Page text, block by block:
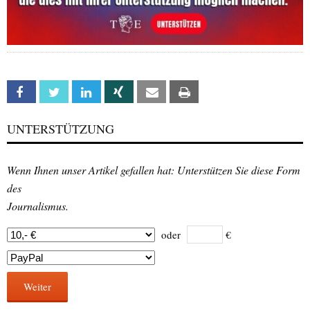
Facebook Twitter Linkedin Xing Email
UNTERSTÜTZUNG
Wenn Ihnen unser Artikel gefallen hat: Unterstützen Sie diese Form
des
Journalismus.
oder €
Weiter